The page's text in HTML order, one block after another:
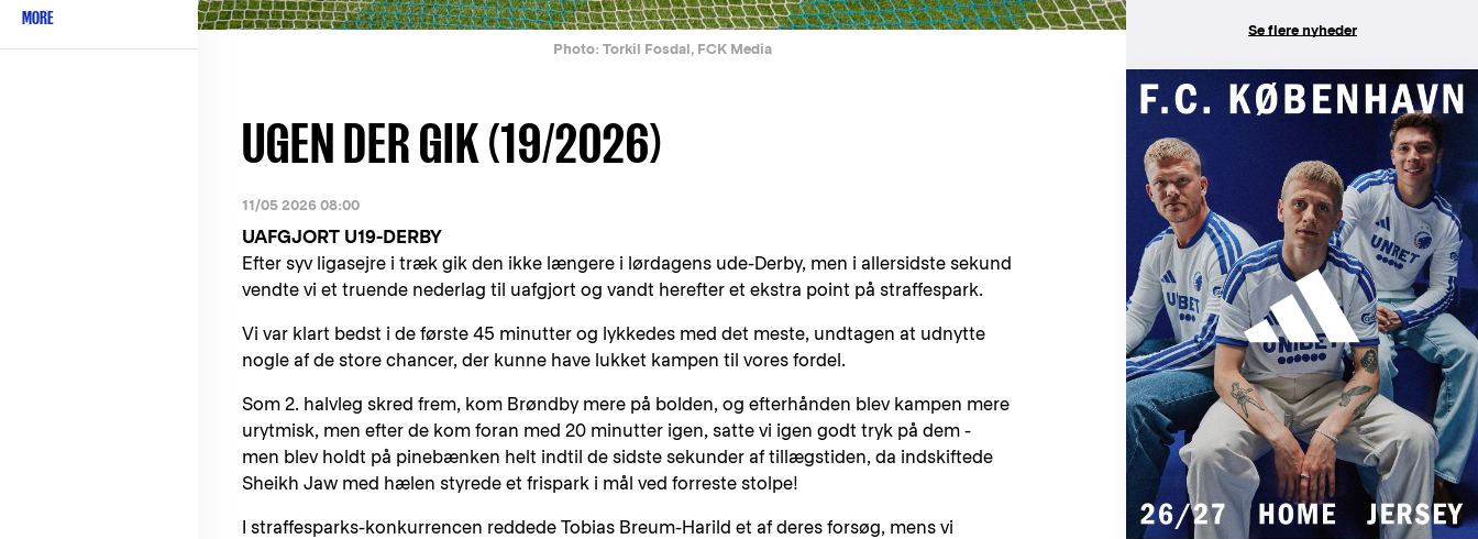
MORE
Photo: Torkil Fosdal, FCK Media
UGEN DER GIK (19/2026)
11/05 2026 08:00
UAFGJORT U19-DERBY
Efter syv ligasejre i træk gik den ikke længere i lørdagens ude-Derby, men i allersidste sekund
vendte vi et truende nederlag til uafgjort og vandt herefter et ekstra point på straffespark.
Vi var klart bedst i de første 45 minutter og lykkedes med det meste, undtagen at udnytte
nogle af de store chancer, der kunne have lukket kampen til vores fordel.
Som 2. halvleg skred frem, kom Brøndby mere på bolden, og efterhånden blev kampen mere
urytmisk, men efter de kom foran med 20 minutter igen, satte vi igen godt tryk på dem -
men blev holdt på pinebænken helt indtil de sidste sekunder af tillægstiden, da indskiftede
Sheikh Jaw med hælen styrede et frispark i mål ved forreste stolpe!
I straffesparks-konkurrencen reddede Tobias Breum-Harild et af deres forsøg, mens vi
Se flere nyheder